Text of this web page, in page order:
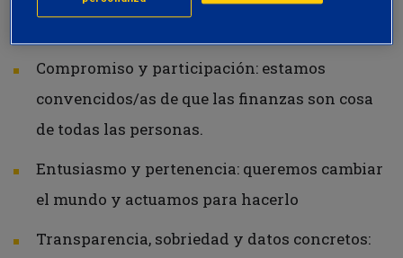
Compromiso y participación: estamos
convencidos/as de que las finanzas son cosa
de todas las personas.
Entusiasmo y pertenencia: queremos cambiar
el mundo y actuamos para hacerlo
Transparencia, sobriedad y datos concretos: